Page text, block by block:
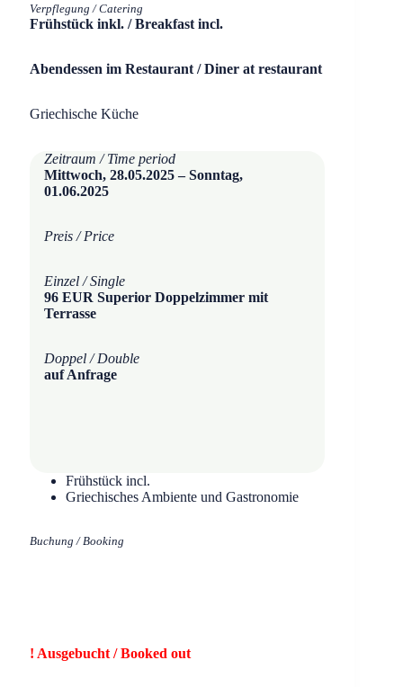
Verpflegung / Catering
Frühstück inkl. / Breakfast incl.
Abendessen im Restaurant / Diner at restaurant
Griechische Küche
Zeitraum / Time period
Mittwoch, 28.05.2025 – Sonntag,
01.06.2025
Preis / Price
Einzel / Single
96 EUR Superior Doppelzimmer mit
Terrasse
Doppel / Double
auf Anfrage
Frühstück incl.
Griechisches Ambiente und Gastronomie
Buchung / Booking
Ausgebucht / Booked out